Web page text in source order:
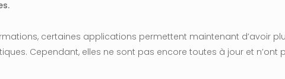
certaines applications permettent maintenant d’avoir
Cependant, elles ne sont pas encore toutes à jour et